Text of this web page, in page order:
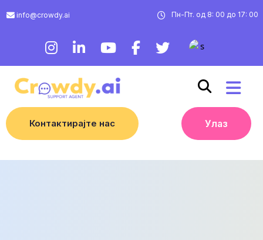
info@crowdy.ai Пн-Пт. од 8: 00 до 17: 00
Контактирајте нас Улаз